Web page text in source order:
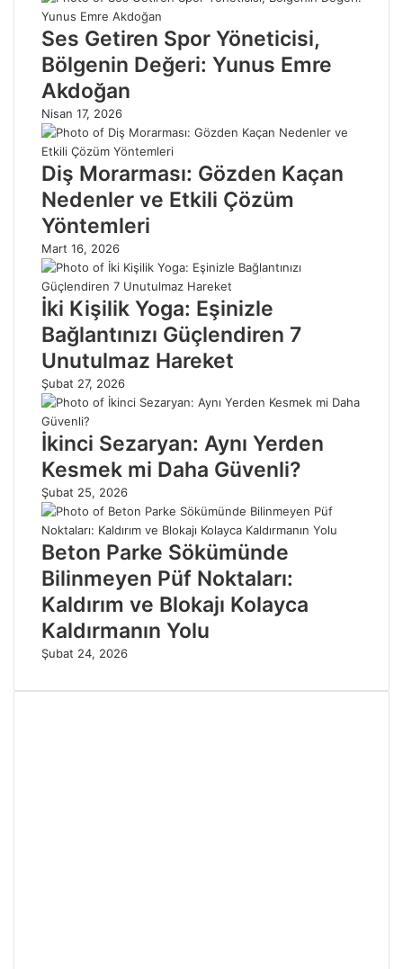
Ses Getiren Spor Yöneticisi,
Bölgenin Değeri: Yunus Emre
Akdoğan
Nisan 17, 2026
Diş Morarması: Gözden Kaçan
Nedenler ve Etkili Çözüm
Yöntemleri
Mart 16, 2026
İki Kişilik Yoga: Eşinizle
Bağlantınızı Güçlendiren 7
Unutulmaz Hareket
Şubat 27, 2026
İkinci Sezaryan: Aynı Yerden
Kesmek mi Daha Güvenli?
Şubat 25, 2026
Beton Parke Sökümünde
Bilinmeyen Püf Noktaları:
Kaldırım ve Blokajı Kolayca
Kaldırmanın Yolu
Şubat 24, 2026